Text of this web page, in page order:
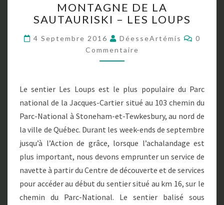
O
N
A
G
N
D
L
A
S
A
T
A
U
MONTAGNE DE LA
SAUTAURISKI – LES LOUPS
4 Septembre 2016 DéesseArtémis
C
O
A
R
S
0
Commentaire
Le sentier Les Loups est le plus populaire du Parc
national de la Jacques-Cartier situé au 103 chemin du
Parc-National à Stoneham-et-Tewkesbury, au nord de
la ville de Québec. Durant les week-ends de septembre
jusqu’à l’Action de grâce, lorsque l’achalandage est
plus important, nous devons emprunter un service de
navette à partir du Centre de découverte et de services
pour accéder au début du sentier situé au km 16, sur le
chemin du Parc-National. Le sentier balisé sous